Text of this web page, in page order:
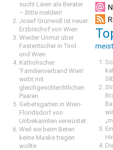
sucht Laien als Berater
– Bitte melden!
Josef Grünwidl ist neuer
Erzbischof von Wien
Wieder Unmut über
Fastentücher in Tirol
und Wien
Katholischer
'Familienverband Wien'
wirbt mit
gleichgeschlechtlichen
Paaren
Gebetsgarten in Wien-
Floridsdorf von
Unbekannten verwüstet
Weil sie beim Beten
keine Maske tragen
wollte